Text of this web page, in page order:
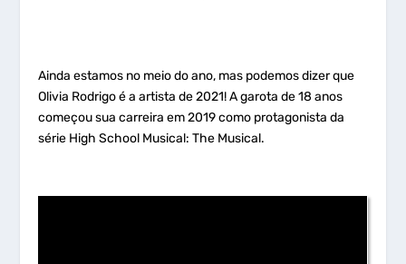
Ainda estamos no meio do ano, mas podemos dizer que
Olivia Rodrigo é a artista de 2021! A garota de 18 anos
começou sua carreira em 2019 como protagonista da
série High School Musical: The Musical.